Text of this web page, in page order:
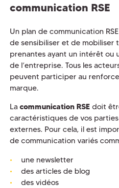
communication RSE
Un plan de communication
de sensibiliser et de mobiliser
prenantes ayant un intérêt ou
de l’entreprise. Tous les
peuvent participer au
marque.
La communication RSE doit
caractéristiques de vos
externes. Pour cela, il est
de communication variés
une newsletter
des articles de blog
des vidéos